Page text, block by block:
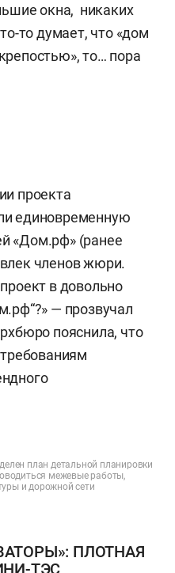
окна, никаких
то думает, что «дом
то… пора
проекта
единовременную
«Дом.рф» (ранее
членов жюри.
в довольно
— прозвучал
пояснила, что
план детальной планировки
межевые работы,
и дорожной сети
ПЛОТНАЯ
ТЭС